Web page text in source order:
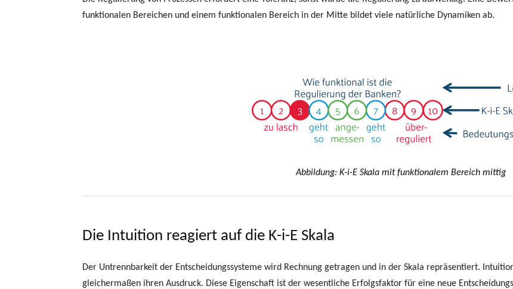
funktionalen Bereichen und einem funktionalen Bereich in der Mitte bildet viele natürliche Dynamiken ab.
Abbildung: K-i-E Skala mit funktionalem Bereich mittig
Die Intuition reagiert auf die K-i-E Skala
Der Untrennbarkeit der Entscheidungssysteme wird Rechnung getragen und in der Skala repräsentiert.
gleichermaßen ihren Ausdruck. Diese Eigenschaft ist der wesentliche Erfolgsfaktor für eine neue